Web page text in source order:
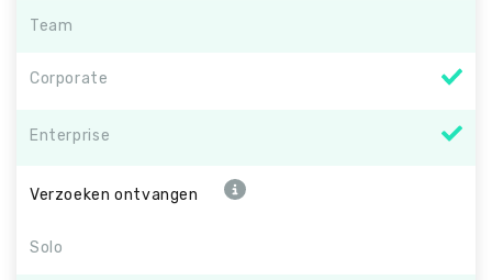
Team
Corporate
Enterprise
Verzoeken ontvangen
Solo